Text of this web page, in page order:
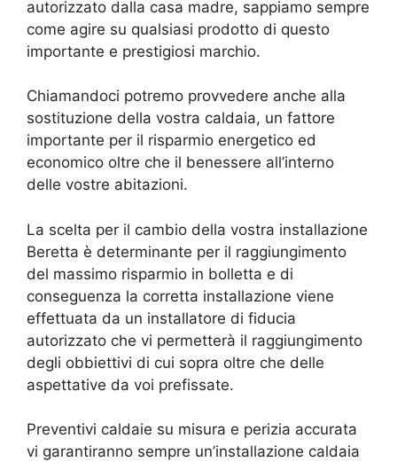
autorizzato dalla casa madre, sappiamo sempre
come agire su qualsiasi prodotto di questo
importante e prestigiosi marchio.
Chiamandoci potremo provvedere anche alla
sostituzione della vostra caldaia, un fattore
importante per il risparmio energetico ed
economico oltre che il benessere all’interno
delle vostre abitazioni.
La scelta per il cambio della vostra installazione
Beretta è determinante per il raggiungimento
del massimo risparmio in bolletta e di
conseguenza la corretta installazione viene
effettuata da un installatore di fiducia
autorizzato che vi permetterà il raggiungimento
degli obbiettivi di cui sopra oltre che delle
aspettative da voi prefissate.
Preventivi caldaie su misura e perizia accurata
vi garantiranno sempre un’installazione caldaia